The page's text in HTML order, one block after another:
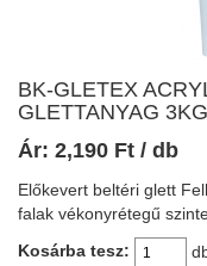
BK-GLETEX
GLETTANYAG 3KG
Ár: 2,190 Ft / db
Előkevert beltéri glett
falak vékonyrétegű
Kosárba tesz: